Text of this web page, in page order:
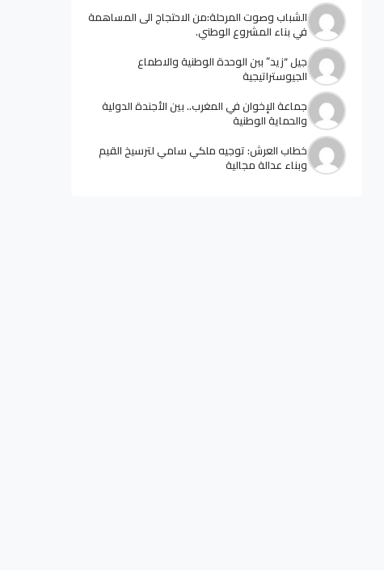
الشباب وصوت المرحلة:من الاحتجاج الى المساهمة
في بناء المشروع الوطني.
جيل “زيد” ببن الوحدة الوطنية والاطماع
الجيوستراتيجية
جماعة الإخوان في المغرب.. بين الأجندة الدولية
والحماية الوطنية
خطاب العرش: توجيه ملكي سامي لترسيخ القيم
وبناء عدالة مجالية